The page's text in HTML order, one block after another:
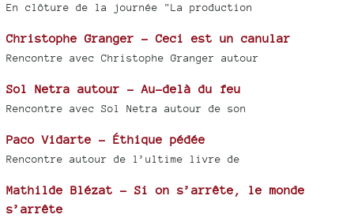
En clôture de la journée "La production
Christophe Granger - Ceci est un canular
Rencontre avec Christophe Granger autour
Sol Netra autour - Au-delà du feu
Rencontre avec Sol Netra autour de son
Paco Vidarte - Éthique pédée
Rencontre autour de l’ultime livre de
Mathilde Blézat - Si on s’arrête, le monde
s’arrête